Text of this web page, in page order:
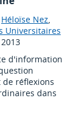
Héloïse Nez,
Universitaires
2013
d'information
réflexions
dans